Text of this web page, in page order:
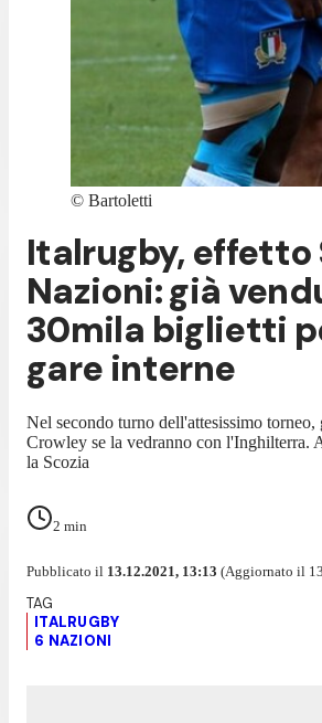
© Bartoletti
Italrugby, effetto
Nazioni: già
30mila biglietti
gare interne
Nel secondo turno dell'attesissimo
Crowley se la vedranno con l'Inghilterra.
la Scozia
2 min
Pubblicato il 13.12.2021, 13:13 (Aggiornato il
ITALRUGBY
6 NAZIONI